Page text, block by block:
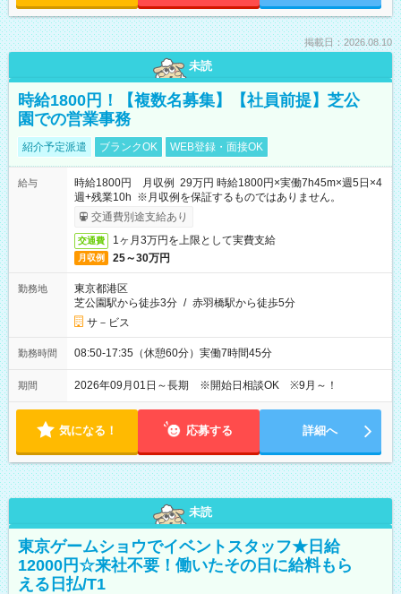
掲載日：2026.08.10
未読
時給1800円！【複数名募集】【社員前提】芝公
園での営業事務
紹介予定派遣 ブランクOK WEB登録・面接OK
給与
時給1800円 月収例 29万円 時給1800円×実働7h45m×週5日×4
週+残業10h ※月収例を保証するものではありません。
交通費別途支給あり
交通費 1ヶ月3万円を上限として実費支給
月収例 25～30万円
勤務地
東京都港区
芝公園駅から徒歩3分 / 赤羽橋駅から徒歩5分
サ－ビス
勤務時間 08:50-17:35（休憩60分）実働7時間45分
期間 2026年09月01日～長期 ※開始日相談OK ※9月～！
気になる！ 応募する 詳細へ
未読
東京ゲームショウでイベントスタッフ★日給
12000円☆来社不要！働いたその日に給料もら
える日払/T1